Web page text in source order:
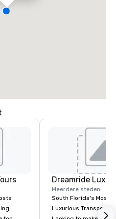
Meerdere steden
South Florida's Most
Luxurious